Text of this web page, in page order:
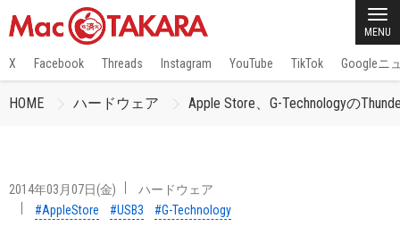
MENU
X Facebook Threads Instagram YouTube TikTok Googleニ
HOME ハードウェア Apple Store、G-Technologyの
2014年03月07日(金)
ハードウェア
#AppleStore
#USB3 #G-Technology